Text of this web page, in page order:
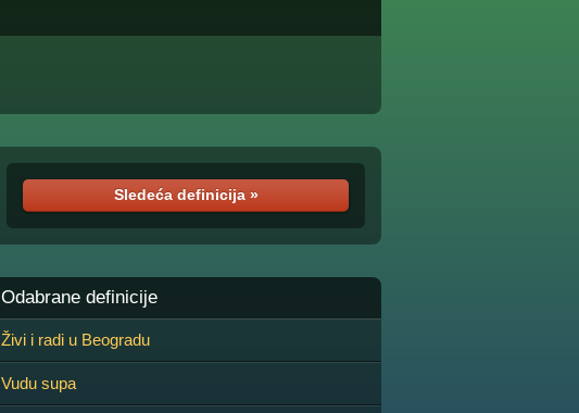
Sledeća definicija »
Odabrane definicije
Živi i radi u Beogradu
Vudu supa